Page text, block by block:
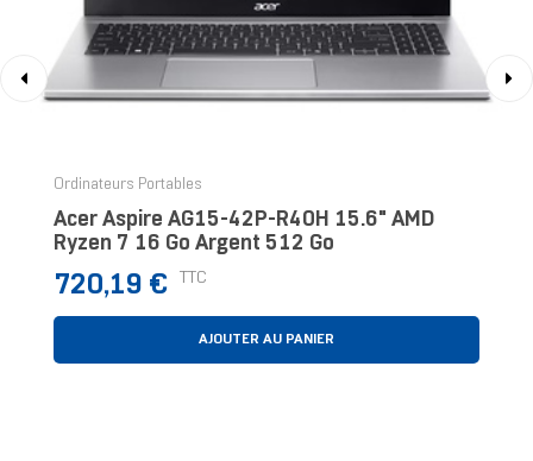
Ordinateurs Portables
Acer Aspire AG15-42P-R40H 15.6" AMD
Ryzen 7 16 Go Argent 512 Go
Prix
720,19 € TTC
AJOUTER AU PANIER